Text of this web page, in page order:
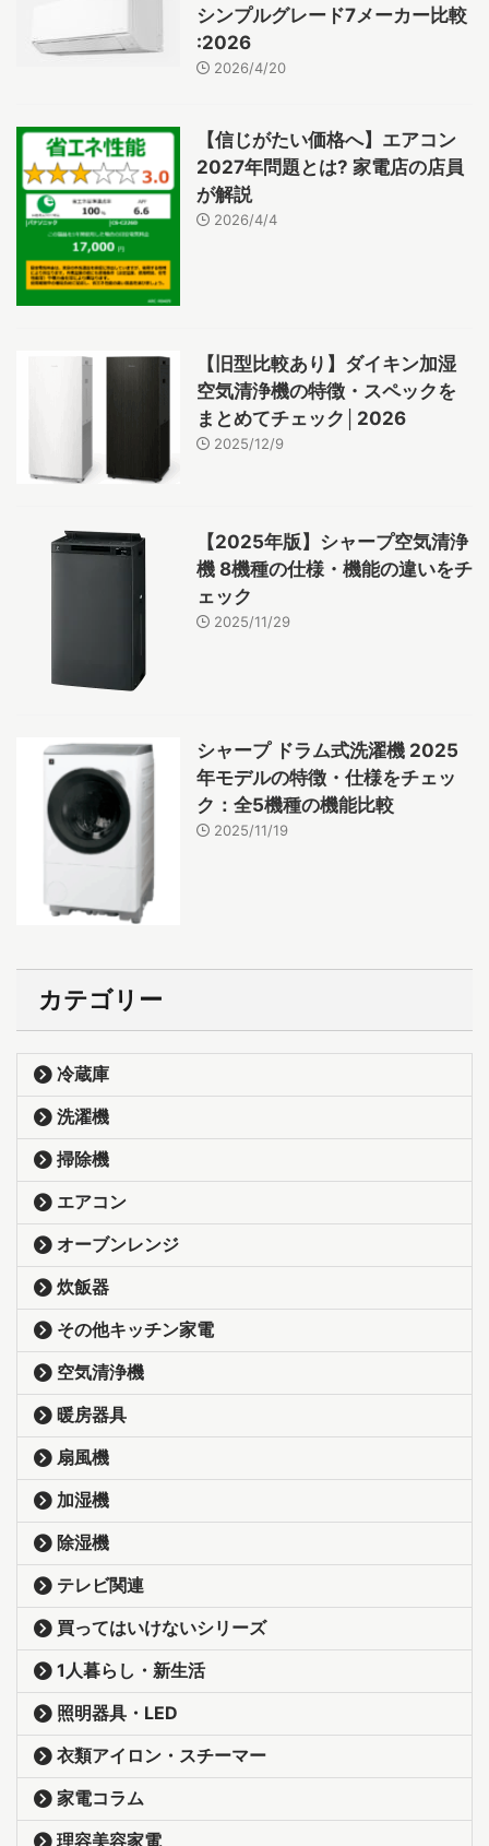
シンプルグレード7メーカー比較
:2026
2026/4/20
【信じがたい価格へ】エアコン
2027年問題とは? 家電店の店員
が解説
2026/4/4
【旧型比較あり】ダイキン加湿
空気清浄機の特徴・スペックを
まとめてチェック│2026
2025/12/9
【2025年版】シャープ空気清浄
機 8機種の仕様・機能の違いをチ
ェック
2025/11/29
シャープ ドラム式洗濯機 2025
年モデルの特徴・仕様をチェッ
ク：全5機種の機能比較
2025/11/19
カテゴリー
冷蔵庫
洗濯機
掃除機
エアコン
オーブンレンジ
炊飯器
その他キッチン家電
空気清浄機
暖房器具
扇風機
加湿機
除湿機
テレビ関連
買ってはいけないシリーズ
1人暮らし・新生活
照明器具・LED
衣類アイロン・スチーマー
家電コラム
理容美容家電